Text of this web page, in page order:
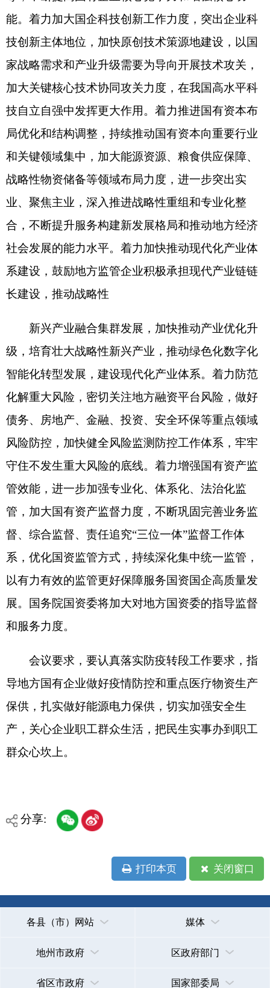
守住不发生重大风险的底线。着力增强国有资产监
管，加大国有资产监督力度，不断巩固完善业务监
督、综合监督、责任追究“三位一体”监督工作体
系，优化国资监管方式，持续深化集中统一监管，
以有力有效的监管更好保障服务国资国企高质量发
展。国务院国资委将加大对地方国资委的指导监督
会议要求，要认真落实防疫转段工作要求，指
产，关心企业职工群众生活，把民生实事办到职工
群众心坎上。
打印本页 关闭窗口
各县（市）网站 媒体
地州市政府 区政府部门
省区市政府 国家部委局
主办：克孜勒苏柯尔克孜自治州人民政府办公室
承办：克孜勒苏柯尔克孜自治州政务公开信息中心
新公网安备65300102000007号 新ICP备2022000247号
政府网站标识码：6530000002 法律声明 关于我们